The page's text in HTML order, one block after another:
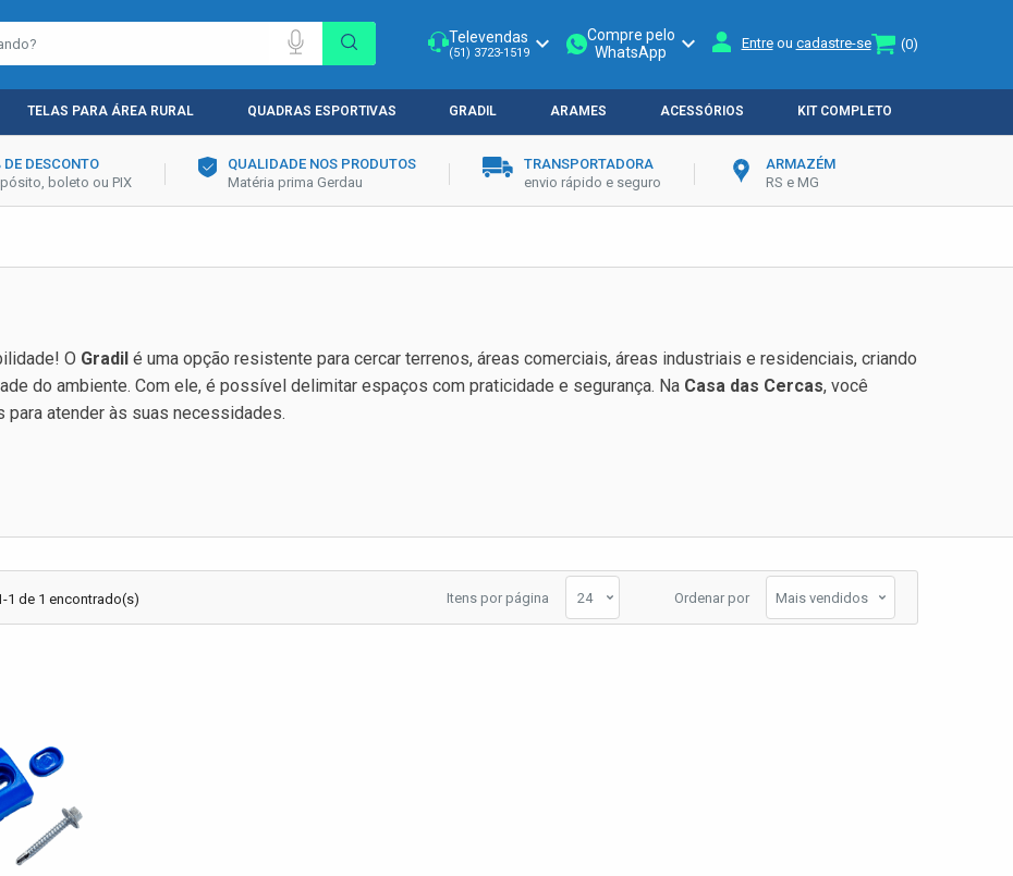
Televendas
(51) 3723-1519keyboard_arrow_down
Compre pelo
WhatsApp
keyboard_arrow_down Entreou cadastre-se (0)
TELAS PARA ÁREA RURAL QUADRAS ESPORTIVAS GRADIL ARAMES ACESSÓRIOS KIT COMPLETO
DE DESCONTO
boleto ou PIX
QUALIDADE NOS PRODUTOS
Matéria prima Gerdau
TRANSPORTADORA
envio rápido e seguro
ARMAZÉM
RS e MG
O Gradil é uma opção resistente para cercar terrenos, áreas comerciais, áreas industriais e residenciais, criando
do ambiente. Com ele, é possível delimitar espaços com praticidade e segurança. Na Casa das Cercas, você
atender às suas necessidades.
1 de 1 encontrado(s) Itens por página Ordenar por